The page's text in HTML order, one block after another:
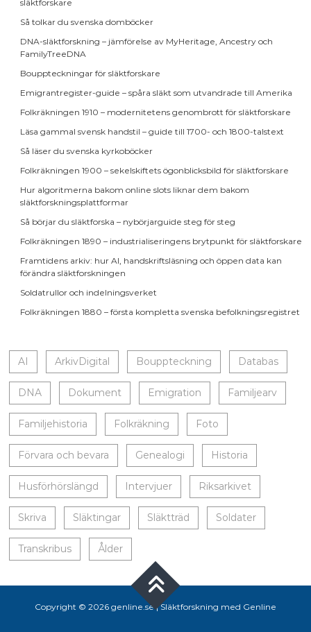
släktforskare
Så tolkar du svenska domböcker
DNA-släktforskning – jämförelse av MyHeritage, Ancestry och
FamilyTreeDNA
Bouppteckningar för släktforskare
Emigrantregister-guide – spåra släkt som utvandrade till Amerika
Folkräkningen 1910 – modernitetens genombrott för släktforskare
Läsa gammal svensk handstil – guide till 1700- och 1800-talstext
Så läser du svenska kyrkoböcker
Folkräkningen 1900 – sekelskiftets ögonblicksbild för släktforskare
Hur algoritmerna bakom online slots liknar dem bakom
släktforskningsplattformar
Så börjar du släktforska – nybörjarguide steg för steg
Folkräkningen 1890 – industrialiseringens brytpunkt för släktforskare
Framtidens arkiv: hur AI, handskriftsläsning och öppen data kan
förändra släktforskningen
Soldatrullor och indelningsverket
Folkräkningen 1880 – första kompletta svenska befolkningsregistret
AI ArkivDigital Bouppteckning Databas
DNA Dokument Emigration Familjearv
Familjehistoria Folkräkning Foto
Förvara och bevara Genealogi Historia
Husförhörslängd Intervjuer Riksarkivet
Skriva Släktingar Släktträd Soldater
Transkribus Ålder
Copyright © 2026 genline.se |Släktforskning med Genline